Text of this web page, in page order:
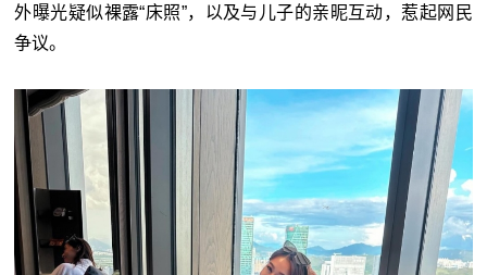
外曝光疑似裸露“床照”，以及与儿子的亲昵互动，惹起网民
争议。